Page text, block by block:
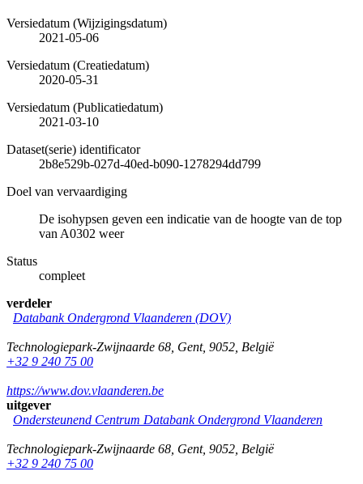
Versiedatum (Wijzigingsdatum)
2021-05-06
Versiedatum (Creatiedatum)
2020-05-31
Versiedatum (Publicatiedatum)
2021-03-10
Dataset(serie) identificator
2b8e529b-027d-40ed-b090-1278294dd799
Doel van vervaardiging
De isohypsen geven een indicatie van de hoogte van de top
van A0302 weer
Status
compleet
verdeler
Databank Ondergrond Vlaanderen (DOV)
Technologiepark-Zwijnaarde 68 Gent, 9052 België
+32 9 240 75 00
https://www.dov.vlaanderen.be
uitgever
Ondersteunend Centrum Databank Ondergrond Vlaanderen
Technologiepark-Zwijnaarde 68 Gent, 9052 België
+32 9 240 75 00